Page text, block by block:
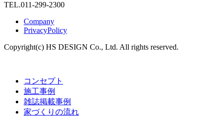
TEL.011-299-2300
Company
PrivacyPolicy
Copyright(c) HS DESIGN Co., Ltd. All rights reserved.
コンセプト
施工事例
雑誌掲載事例
家づくりの流れ